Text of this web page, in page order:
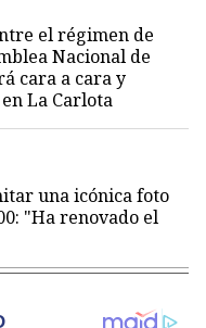
el régimen de
Nacional de
cara a cara y
La Carlota
una icónica foto
"Ha renovado el